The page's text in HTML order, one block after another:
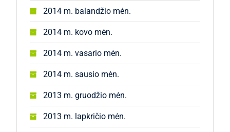
2014 m. balandžio mėn.
2014 m. kovo mėn.
2014 m. vasario mėn.
2014 m. sausio mėn.
2013 m. gruodžio mėn.
2013 m. lapkričio mėn.